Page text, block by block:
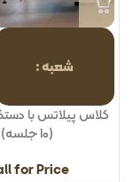
شعبه
کلاس پیلاتس با
(10 جلسه)
for Price